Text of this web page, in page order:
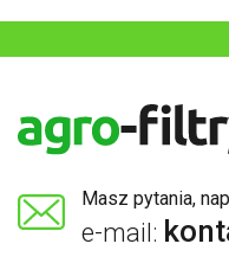
Masz pytania,
e-mail: